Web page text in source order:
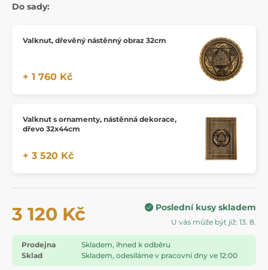
Do sady:
Valknut, dřevěný nástěnný obraz 32cm
+ 1 760 Kč
Valknut s ornamenty, nástěnná dekorace,
dřevo 32x44cm
+ 3 520 Kč
3 120 Kč Poslední kusy skladem
U vás může být již: 13. 8.
Prodejna
Skladem, ihned k odběru
Sklad
Skladem, odesíláme v pracovní dny ve 12:00